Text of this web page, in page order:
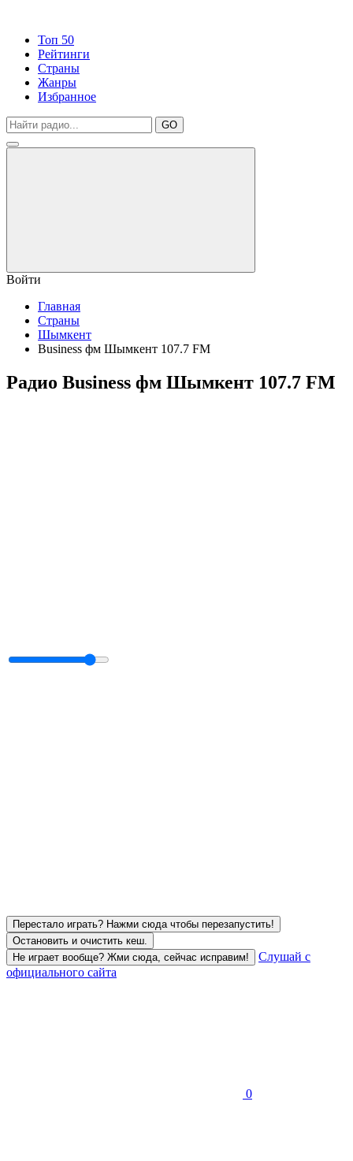
Топ 50
Рейтинги
Страны
Жанры
Избранное
GO
Войти
Главная
Страны
Шымкент
Business фм Шымкент 107.7 FM
Радио Business фм Шымкент 107.7 FM
Перестало играть? Нажми сюда чтобы перезапустить!
Остановить и очистить кеш.
Не играет вообще? Жми сюда, сейчас исправим!
Слушай с
официального сайта
0